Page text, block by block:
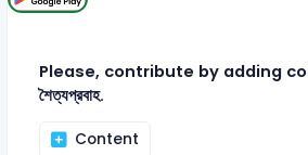
Please, contribute by adding
শৈত্যপ্রবাহ.
Content